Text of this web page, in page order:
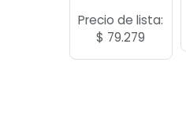
Precio de lista:
$ 79.279